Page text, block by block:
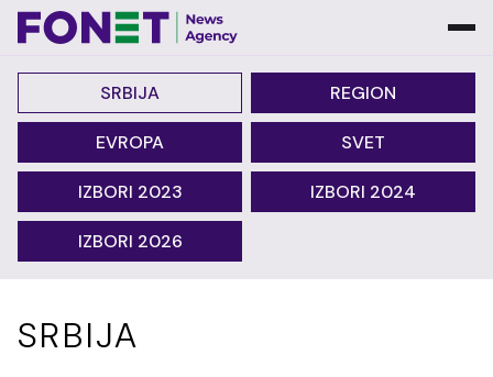
SRBIJA REGION
EVROPA SVET
IZBORI 2023 IZBORI 2024
IZBORI 2026
SRBIJA